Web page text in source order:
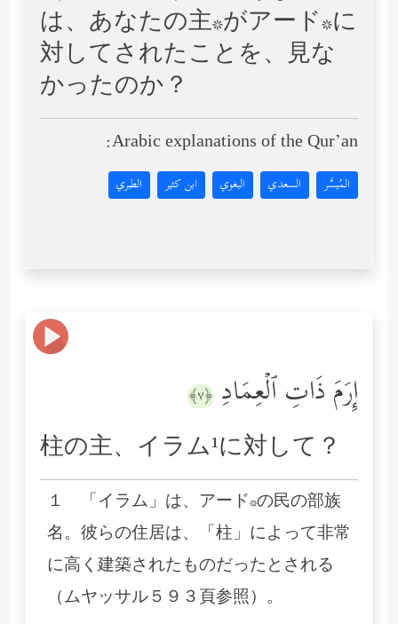
は、あなたの主*がアード*に
対してされたことを、見な
かったのか？
Arabic explanations of the Qur’an:
المُيسَّر السعدي البغوي ابن كثير الطبري
إِرَمَ ذَاتِ ٱلۡعِمَادِ ﴿٧﴾
柱の主、イラム¹に対して？
１ 「イラム」は、アード*の民の部族
名。彼らの住居は、「柱」によって非常
に高く建築されたものだったとされる
（ムヤッサル５９３頁参照）。